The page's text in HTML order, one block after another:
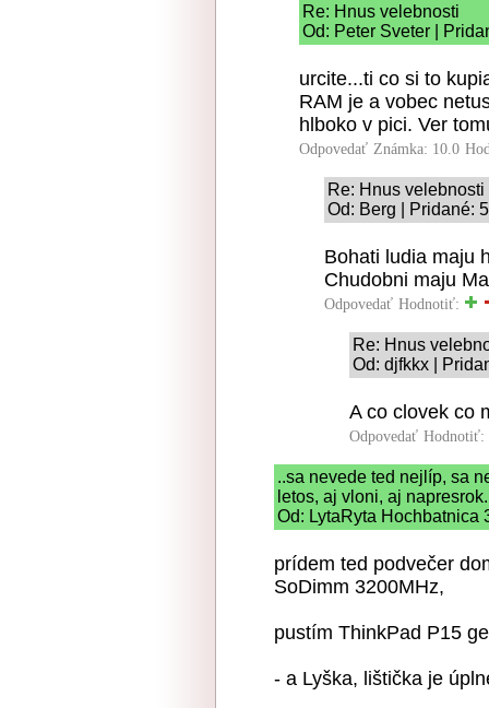
Re: Hnus velebnosti
Od: Peter Sveter |
urcite...ti co si to
RAM je a vobec
hlboko v pici. Ver
Odpovedať Známka: 10.0
Re: Hnus velebnosti
Od: Berg | Pridané:
Bohati ludia maju
Chudobni maju
Odpovedať Hodnotiť:
Re: Hnus
Od: djfkkx |
A co clovek co
Odpovedať Hodnotiť:
..sa nevede ted nejlíp, sa
letos, aj vloni, aj
Od: LytaRyta Hochbatnica
prídem ted podvečer
SoDimm 3200MHz,
pustím ThinkPad P15
- a Lyška, lištička je